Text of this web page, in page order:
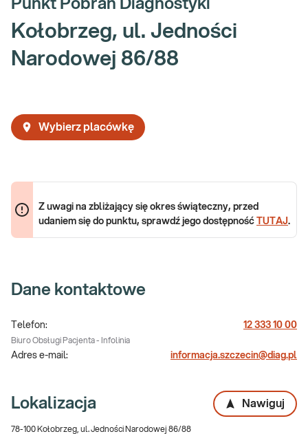
Punkt Pobrań Diagnostyki
Kołobrzeg, ul. Jedności
Narodowej 86/88
Wybierz placówkę
Z uwagi na zbliżający się okres świąteczny, przed
udaniem się do punktu, sprawdź jego dostępność
TUTAJ.
Dane kontaktowe
Telefon: 12 333 10 00
Biuro Obsługi Pacjenta - Infolinia
Adres e-mail: informacja.szczecin@diag.pl
Lokalizacja Nawiguj
78-100 Kołobrzeg, ul. Jedności Narodowej 86/88